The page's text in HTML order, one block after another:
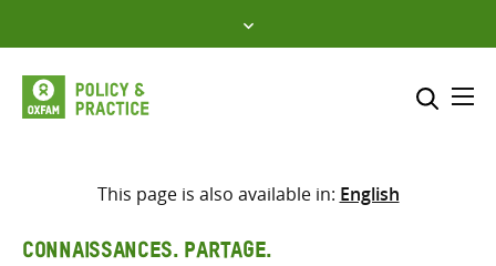
to
content
Sélectionner l’emplacement
Saisir
This page is also available in: English
CONNAISSANCES. PARTAGE.